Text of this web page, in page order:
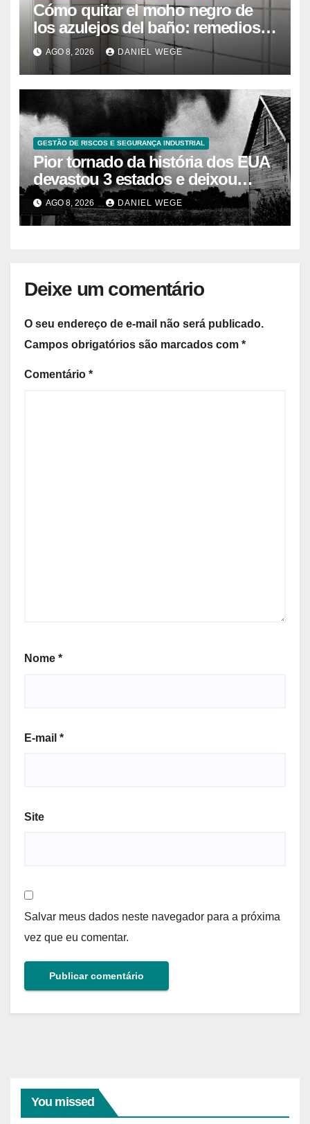
Cómo quitar el moho negro de
los azulejos del baño: remedios
caseros efectivos
AGO 8, 2026 DANIEL WEGE
GESTÃO DE RISCOS E SEGURANÇA INDUSTRIAL
Pior tornado da história dos EUA
devastou 3 estados e deixou
centenas de mortos
AGO 8, 2026 DANIEL WEGE
Deixe um comentário
O seu endereço de e-mail não será publicado.
Campos obrigatórios são marcados com *
Comentário *
Nome *
E-mail *
Site
Salvar meus dados neste navegador para a próxima
vez que eu comentar.
You missed